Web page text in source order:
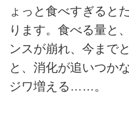
ょっと食べすぎると
ります。食べる量と
ンスが崩れ、今まで
と、消化が追いつか
ジワ増える……。